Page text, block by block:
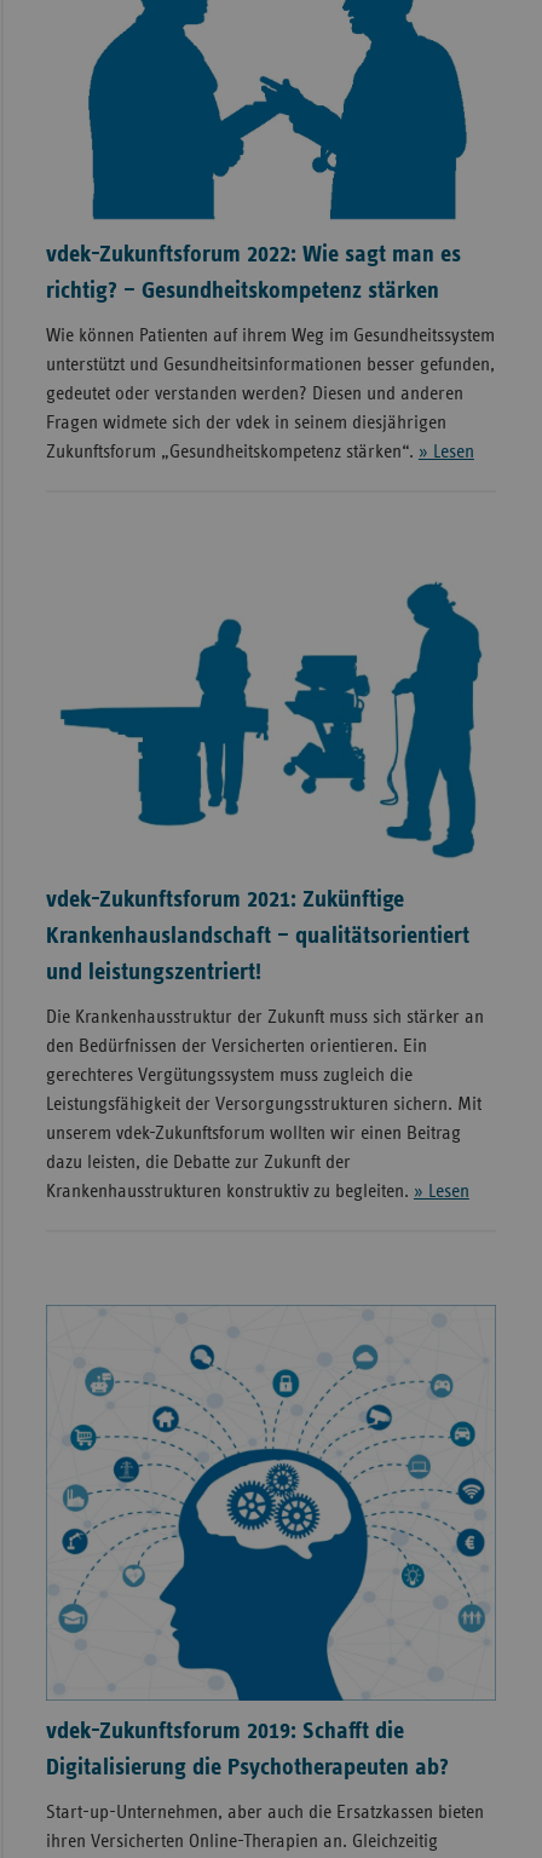
vdek-Zukunftsforum 2022: Wie sagt man es
richtig? – Gesundheitskompetenz stärken
Wie können Patienten auf ihrem Weg im Gesundheitssystem
unterstützt und Gesundheitsinformationen besser gefunden,
gedeutet oder verstanden werden? Diesen und anderen
Fragen widmete sich der vdek in seinem diesjährigen
Zukunftsforum „Gesundheitskompetenz stärken“. » Lesen
vdek-Zukunftsforum 2021: Zukünftige
Krankenhauslandschaft – qualitätsorientiert
und leistungszentriert!
Die Krankenhausstruktur der Zukunft muss sich stärker an
den Bedürfnissen der Versicherten orientieren. Ein
gerechteres Vergütungssystem muss zugleich die
Leistungsfähigkeit der Versorgungsstrukturen sichern. Mit
unserem vdek-Zukunftsforum wollten wir einen Beitrag
dazu leisten, die Debatte zur Zukunft der
Krankenhausstrukturen konstruktiv zu begleiten. » Lesen
vdek-Zukunftsforum 2019: Schafft die
Digitalisierung die Psychotherapeuten ab?
Start-up-Unternehmen, aber auch die Ersatzkassen bieten
ihren Versicherten Online-Therapien an. Gleichzeitig